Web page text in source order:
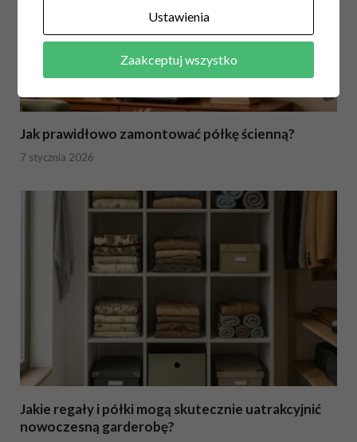
Jak prawidłowo zamontować półkę ścienną?
7 stycznia 2026
Jakie regały i półki mogą skutecznie uatrakcyjnić
nowoczesną garderobę?
Ustawienia
Zaakceptuj wszystko